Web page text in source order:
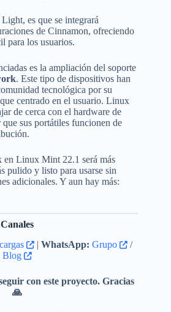
es que se integrará
de Cinnamon, ofreciendo
para los usuarios.
es la ampliación del soporte
. Este tipo de dispositivos han
tecnológica por su
centrado en el usuario. Linux
de cerca con el hardware de
sus portátiles funcionen de
en Linux Mint 22.1 será más
pulido y listo para usarse sin
adicionales. Y aun hay más:
Canales
| WhatsApp: Grupo
/
Blog
con este proyecto. Gracias
🙏